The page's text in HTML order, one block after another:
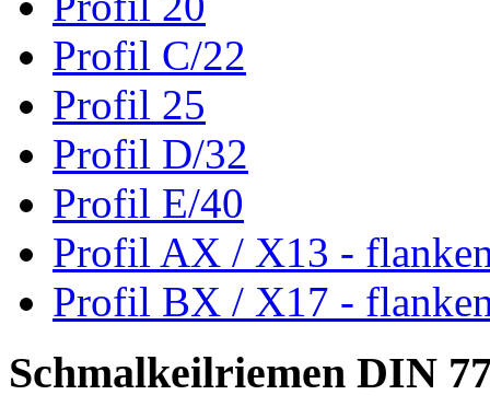
Profil C/22
Profil 25
Profil D/32
Profil E/40
Profil AX / X13 -
Profil BX / X17 -
Schmalkeilriemen DIN